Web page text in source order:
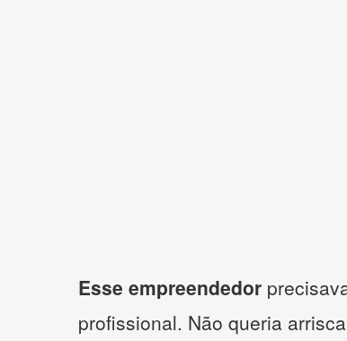
Esse empreendedor
profissional. Não queria